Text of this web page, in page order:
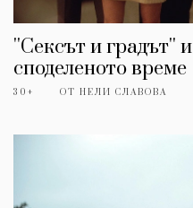
''Сексът и градът''
споделеното време
30+ ОТ НЕЛИ СЛАВОВА